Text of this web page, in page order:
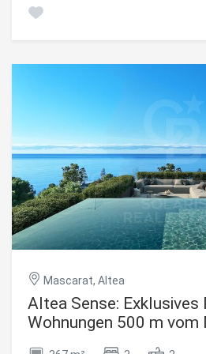
vivienda, situada en una 4ª planta
en el precio Armarios empotrados
para personas con movilidad
privilegiada: supermercado justo
cercano y fácil conexión con todos
oportunidad perfecta para quienes
cómoda, amplia para descansar y
#ref:CBSA888
Mascarat, Altea
Altea Sense: Exklusives
Wohnungen 500 m